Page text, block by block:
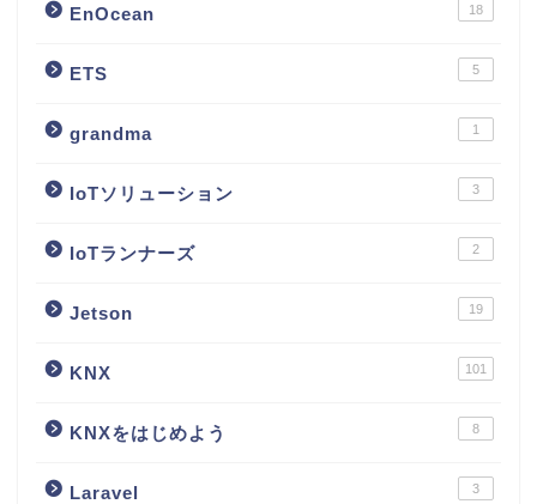
EnOcean 18
ETS 5
grandma 1
IoTソリューション 3
IoTランナーズ 2
Jetson 19
KNX 101
KNXをはじめよう 8
Laravel 3